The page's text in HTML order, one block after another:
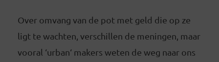
Over omvang van de pot met geld die op ze
ligt te wachten, verschillen de meningen, maar
vooral ‘urban‘ makers weten de weg naar ons